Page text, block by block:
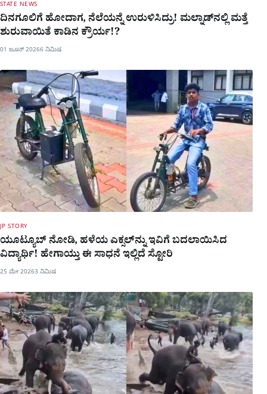
STATE NEWS
ದಿನಗೂಲಿಗೆ ಹೋದಾಗ, ನೆಲೆಯನ್ನೆ ಉರುಳಿಸಿದ್ರು! ಮಲ್ನಾಡ್​ನಲ್ಲಿ ಮತ್ತೆ
ಶುರುವಾಯಿತೆ ಕಾಡಿನ ಕ್ರೌರ್ಯ!?
01 ಜೂನ್ 20266 ನಿಮಿಷ
JP STORY
ಯೂಟ್ಯೂಬ್​ ನೋಡಿ, ಹಳೆಯ ಎಕ್ಸಲ್​ನ್ನು ಇವಿಗೆ ಬದಲಾಯಿಸಿದ
ವಿದ್ಯಾರ್ಥಿ! ಹೇಗಾಯ್ತು ಈ ಸಾಧನೆ ಇಲ್ಲಿದೆ ಸ್ಟೋರಿ
25 ಮೇ 20263 ನಿಮಿಷ